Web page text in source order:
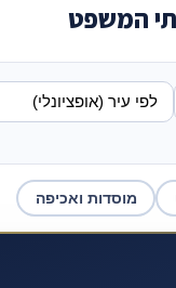
המשפט
מוסדות ואכיפה